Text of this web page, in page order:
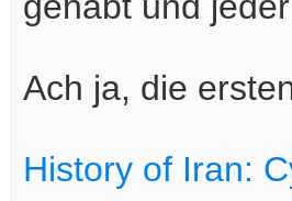
Ach ja, die
History of Iran: